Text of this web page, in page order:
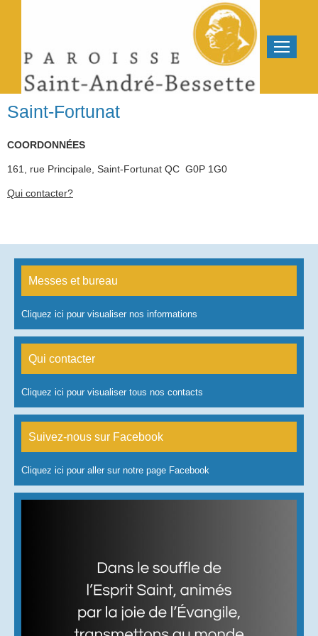
Saint-Fortunat
COORDONNÉES
161, rue Principale, Saint-Fortunat QC G0P 1G0
Qui contacter?
Messes et bureau
Cliquez ici pour visualiser nos informations
Qui contacter
Cliquez ici pour visualiser tous nos contacts
Suivez-nous sur Facebook
Cliquez ici pour aller sur notre page Facebook